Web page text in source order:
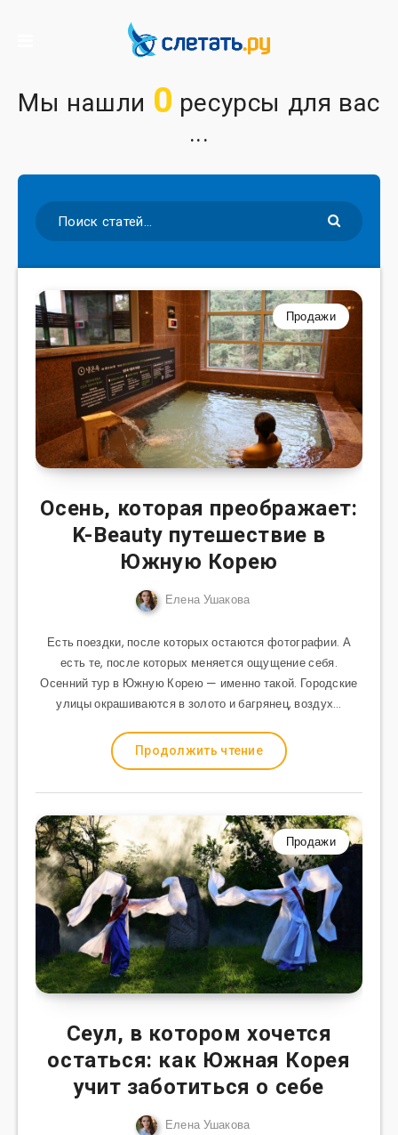
Мы нашли 0 ресурсы для вас
...
Продажи
Осень, которая преображает:
K-Beauty путешествие в
Южную Корею
Елена Ушакова
Есть поездки, после которых остаются фотографии. А
есть те, после которых меняется ощущение себя.
Осенний тур в Южную Корею — именно такой. Городские
улицы окрашиваются в золото и багрянец, воздух…
Продолжить чтение
Продажи
Сеул, в котором хочется
остаться: как Южная Корея
учит заботиться о себе
Елена Ушакова